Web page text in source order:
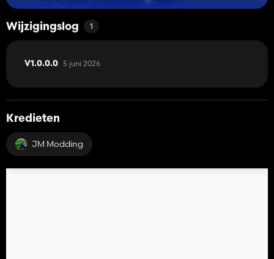
Wijzigingslog 1
V1.0.0.0 5 juni 2026
Kredieten
JM Modding